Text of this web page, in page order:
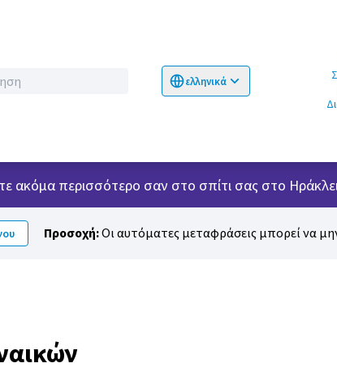
ελληνικά
Choose language
Σχετικά
ακόμα περισσότερο σαν στο σπίτι σας στο
Προσοχή:Οι αυτόματες μεταφράσεις μπορεί να